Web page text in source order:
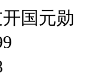
国元勋